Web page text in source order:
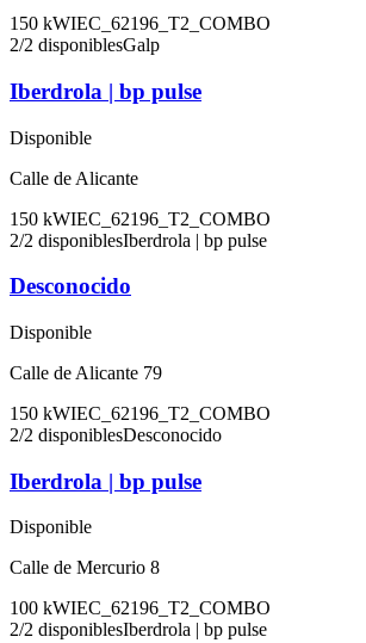
150 kWIEC_62196_T2_COMBO
2/2 disponiblesGalp
Iberdrola | bp pulse
Disponible
Calle de Alicante
150 kWIEC_62196_T2_COMBO
2/2 disponiblesIberdrola | bp pulse
Desconocido
Disponible
Calle de Alicante 79
150 kWIEC_62196_T2_COMBO
2/2 disponiblesDesconocido
Iberdrola | bp pulse
Disponible
Calle de Mercurio 8
100 kWIEC_62196_T2_COMBO
2/2 disponiblesIberdrola | bp pulse